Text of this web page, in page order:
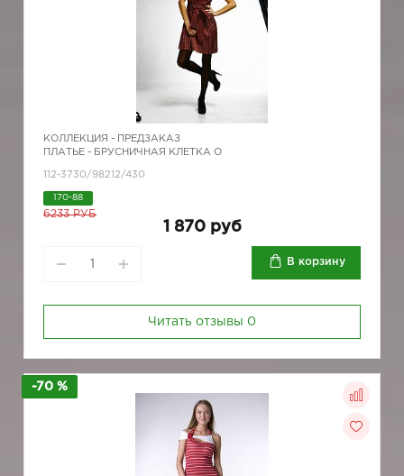
КОЛЛЕКЦИЯ -
ПРЕДЗАКАЗ
ПЛАТЬЕ - БРУСНИЧНАЯ КЛЕТКА О
112-3730/98212/430
170-88
6233 РУБ
1 870 руб
В корзину
Читать отзывы 0
-70 %